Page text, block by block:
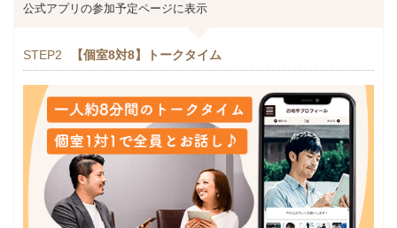
公式アプリの参加予定ページに表示
STEP2 【個室8対8】トークタイム